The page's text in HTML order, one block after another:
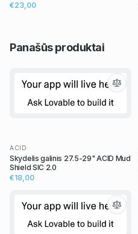
€23,00
Panašūsproduktai
ACID
Skydelis galinis 27.5-29" ACID Mud
Shield SIC 2.0
€18,00